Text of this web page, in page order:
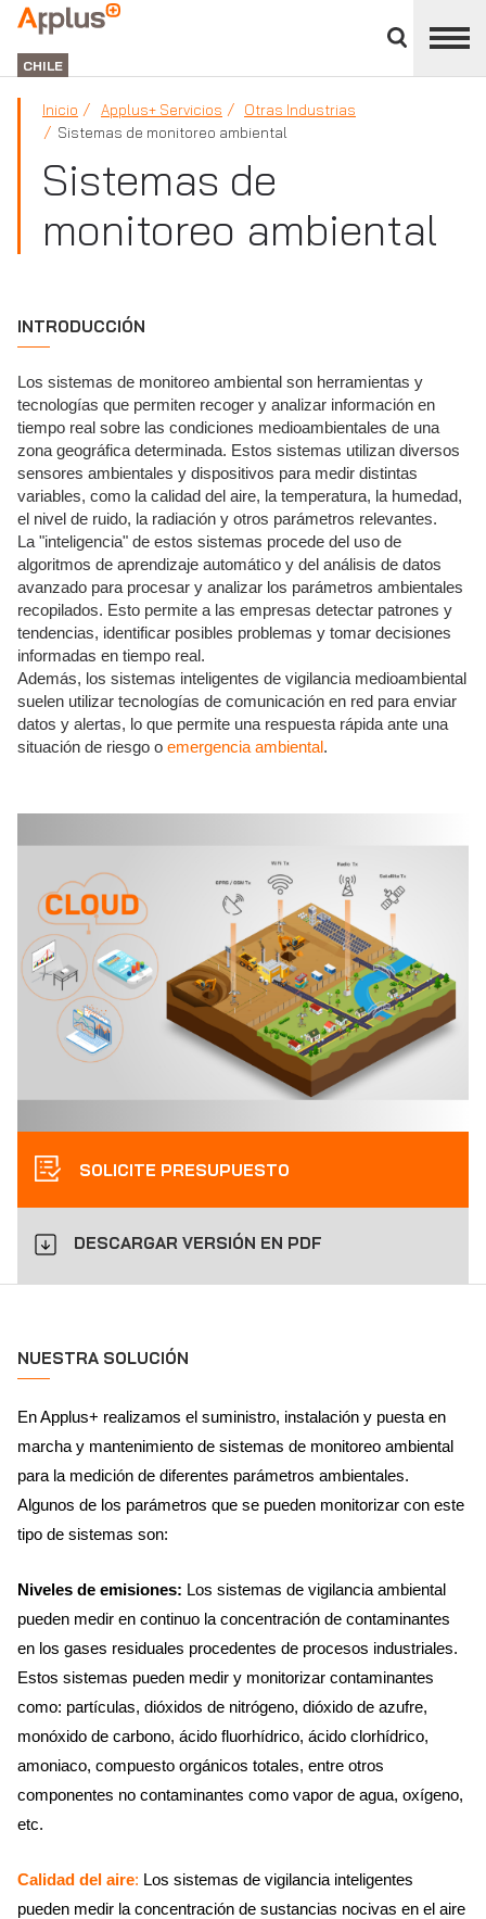
panel
APPLUS+
GROUP
CHILE
Inicio Applus+ Servicios
Otras Industrias
Sistemas de monitoreo ambiental
Sistemas de
monitoreo ambiental
INTRODUCCIÓN
Los sistemas de monitoreo ambiental son herramientas y
tecnologías que permiten recoger y analizar información en
tiempo real sobre las condiciones medioambientales de una
zona geográfica determinada. Estos sistemas utilizan diversos
sensores ambientales y dispositivos para medir distintas
variables, como la calidad del aire, la temperatura, la humedad,
el nivel de ruido, la radiación y otros parámetros relevantes.
La "inteligencia" de estos sistemas procede del uso de
algoritmos de aprendizaje automático y del análisis de datos
avanzado para procesar y analizar los parámetros ambientales
recopilados. Esto permite a las empresas detectar patrones y
tendencias, identificar posibles problemas y tomar decisiones
informadas en tiempo real.
Además, los sistemas inteligentes de vigilancia medioambiental
suelen utilizar tecnologías de comunicación en red para enviar
datos y alertas, lo que permite una respuesta rápida ante una
situación de riesgo o emergencia ambiental.
SOLICITE PRESUPUESTO
DESCARGAR VERSIÓN EN PDF
NUESTRA SOLUCIÓN
En Applus+ realizamos el suministro, instalación y puesta en
marcha y mantenimiento de sistemas de monitoreo ambiental
para la medición de diferentes parámetros ambientales.
Algunos de los parámetros que se pueden monitorizar con este
tipo de sistemas son:
Niveles de emisiones: Los sistemas de vigilancia ambiental
pueden medir en continuo la concentración de contaminantes
en los gases residuales procedentes de procesos industriales.
Estos sistemas pueden medir y monitorizar contaminantes
como: partículas, dióxidos de nitrógeno, dióxido de azufre,
monóxido de carbono, ácido fluorhídrico, ácido clorhídrico,
amoniaco, compuesto orgánicos totales, entre otros
componentes no contaminantes como vapor de agua, oxígeno,
etc.
Calidad del aire: Los sistemas de vigilancia inteligentes
pueden medir la concentración de sustancias nocivas en el aire